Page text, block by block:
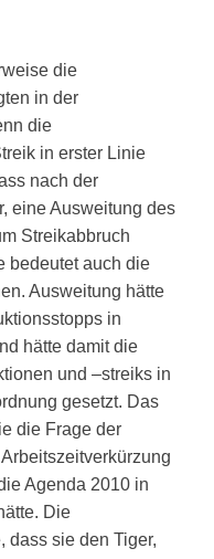
die
in der
die
in erster Linie
nach der
eine Ausweitung des
Streikabbruch
bedeutet auch die
Ausweitung hätte
in
hätte damit die
und –streiks in
gesetzt. Das
die Frage der
Agenda 2010 in
Die
dass sie den Tiger,